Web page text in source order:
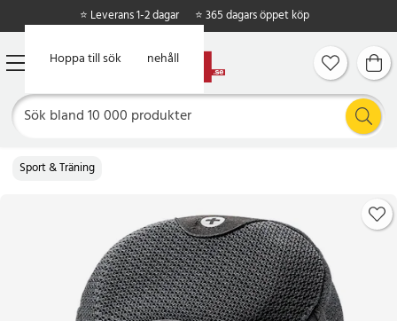
Hoppa till huvudinnehåll
Hoppa till sök
⭐ Leverans 1-2 dagar ⭐ 365 dagars öppet köp
Sport & Träning